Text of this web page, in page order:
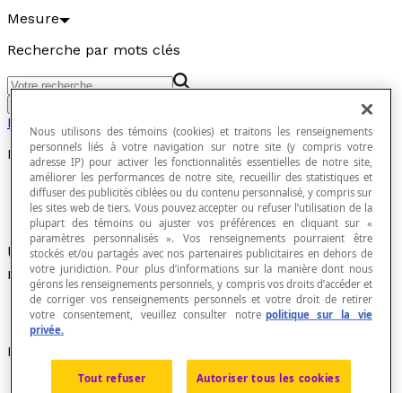
Mesure
Recherche par mots clés
Mesure
Milligramme
Unité de mesure de masse équivalent à un
millième degramme .
Notation
Un gramme équivaut à 1000 milligrammes et on
Nous utilisons des témoins (cookies) et traitons les renseignements
personnels liés à votre navigation sur notre site (y compris votre
adresse IP) pour activer les fonctionnalités essentielles de notre site,
améliorer les performances de notre site, recueillir des statistiques et
diffuser des publicités ciblées ou du contenu personnalisé, y compris sur
les sites web de tiers. Vous pouvez accepter ou refuser l’utilisation de la
plupart des témoins ou ajuster vos préférences en cliquant sur «
paramètres personnalisés ». Vos renseignements pourraient être
stockés et/ou partagés avec nos partenaires publicitaires en dehors de
votre juridiction. Pour plus d’informations sur la manière dont nous
gérons les renseignements personnels, y compris vos droits d’accéder et
de corriger vos renseignements personnels et votre droit de retirer
votre consentement, veuillez consulter notre politique sur la vie
privée.
Tout refuser Autoriser tous les cookies